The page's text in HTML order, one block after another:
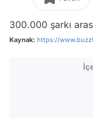
300.000 şarkı
Kaynak: https://